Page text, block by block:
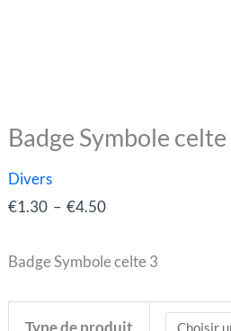
Badge Symbole celte
Divers
€1.30 – €4.50
Plage
Badge Symbole celte 3
quantité